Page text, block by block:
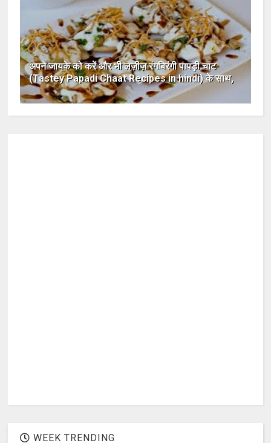
अपने जायके को करें और भी लज़ीज़ रंगबिरंगी पापड़ी चाट
(Tastey Papadi Chaat Recipes in hindi) के साथ,
WEEK TRENDING